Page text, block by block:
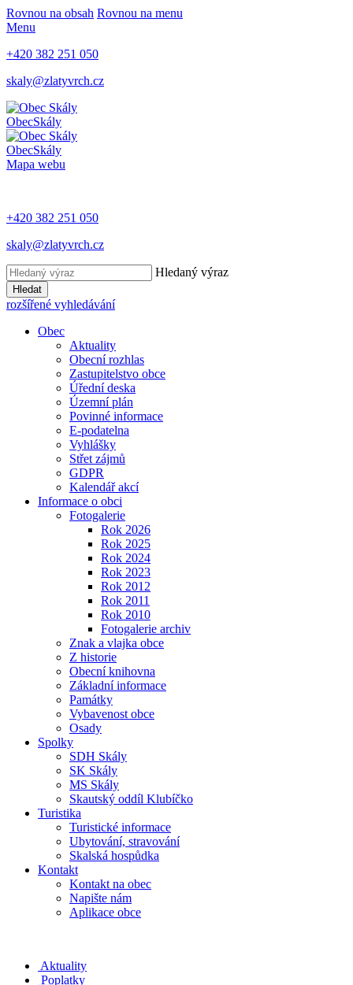
Rovnou na obsah Rovnou na menu
Menu
+420 382 251 050
skaly@zlatyvrch.cz
ObecSkály
ObecSkály
Mapa webu
+420 382 251 050
skaly@zlatyvrch.cz
Hledaný výraz
Hledat
rozšířené vyhledávání
Obec
Aktuality
Obecní rozhlas
Zastupitelstvo obce
Úřední deska
Územní plán
Povinné informace
E-podatelna
Vyhlášky
Střet zájmů
GDPR
Kalendář akcí
Informace o obci
Fotogalerie
Rok 2026
Rok 2025
Rok 2024
Rok 2023
Rok 2012
Rok 2011
Rok 2010
Fotogalerie archiv
Znak a vlajka obce
Z historie
Obecní knihovna
Základní informace
Památky
Vybavenost obce
Osady
Spolky
SDH Skály
SK Skály
MS Skály
Skautský oddíl Klubíčko
Turistika
Turistické informace
Ubytování, stravování
Skalská hospůdka
Kontakt
Kontakt na obec
Napište nám
Aplikace obce
Aktuality
Poplatky